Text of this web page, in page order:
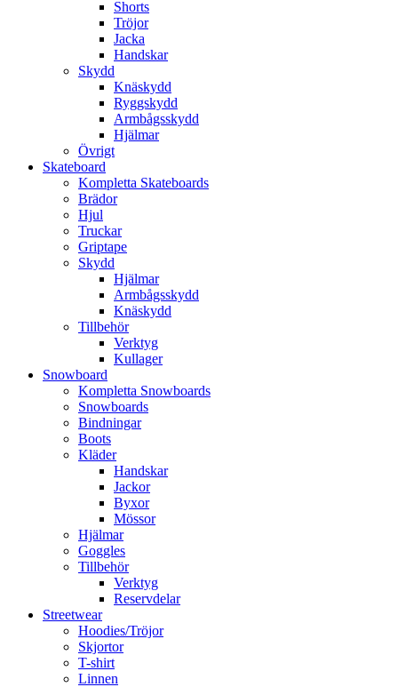
Shorts
Tröjor
Jacka
Handskar
Skydd
Knäskydd
Ryggskydd
Armbågsskydd
Hjälmar
Övrigt
Skateboard
Kompletta Skateboards
Brädor
Hjul
Truckar
Griptape
Skydd
Hjälmar
Armbågsskydd
Knäskydd
Tillbehör
Verktyg
Kullager
Snowboard
Kompletta Snowboards
Snowboards
Bindningar
Boots
Kläder
Handskar
Jackor
Byxor
Mössor
Hjälmar
Goggles
Tillbehör
Verktyg
Reservdelar
Streetwear
Hoodies/Tröjor
Skjortor
T-shirt
Linnen